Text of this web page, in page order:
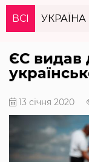
ВСІ УКРАЇНА
ЄС видав
13 січня 2020